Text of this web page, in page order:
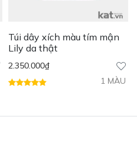
Túi dây xích màu tím mận
Lily da thật
2.350.000₫
1 MÀU